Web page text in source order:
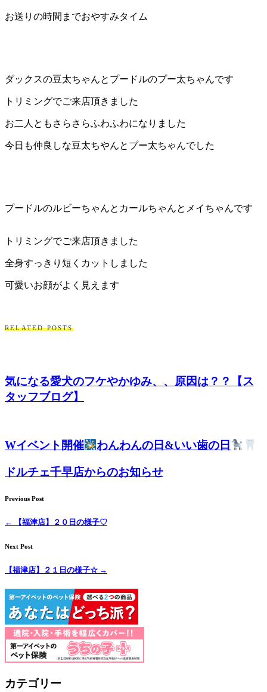
お送りの時間までおやすみタイム
ダックスの豆太ちゃんとプードルのプー太ちゃんです
トリミングでご来店頂きました
お二人ともさらさらふわふわになりました
今日も仲良しな豆太ちやんとプー太ちゃんでした
プードルのルビーちゃんとカールちゃんとメイちゃんです
トリミングでご来店頂きました
全身すっきり短くカットしました
可愛いお顔がよく見えます
RELATED POSTS
気になる愛犬のフケやかゆみ、、原因は？？【ス
タッフブログ】
Wイベント開催 わんわんの日&いい歯の日
ドルチェ千早店からのお知らせ
Previous Post
← 【福津店】２０日の様子♡
Next Post
【福津店】２１日の様子☆ →
カテゴリー